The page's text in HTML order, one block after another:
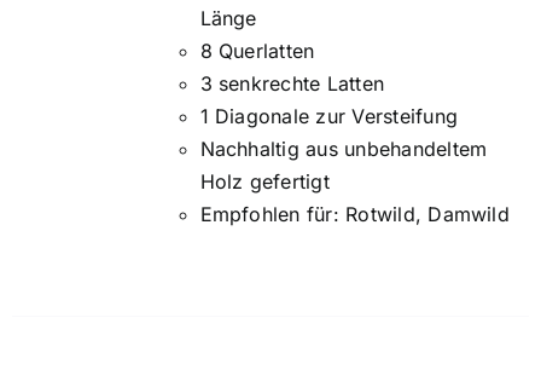
Länge
8 Querlatten
3 senkrechte Latten
1 Diagonale zur Versteifung
Nachhaltig aus unbehandeltem
Holz gefertigt
Empfohlen für: Rotwild, Damwild